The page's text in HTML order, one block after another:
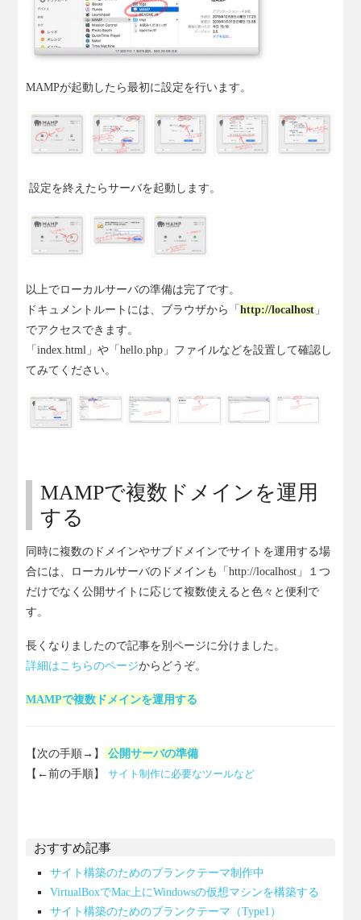
MAMPが起動したら最初に設定を行います。
設定を終えたらサーバを起動します。
以上でローカルサーバの準備は完了です。
ドキュメントルートには、ブラウザから「http://localhost 」
でアクセスできます。
「index.html」や「hello.php」ファイルなどを設置して確認し
てみてください。
MAMPで複数ドメインを運用
する
同時に複数のドメインやサブドメインでサイトを運用する場
合には、ローカルサーバのドメインも「http://localhost」１つ
だけでなく公開サイトに応じて複数使えると色々と便利で
す。
長くなりましたので記事を別ページに分けました。
詳細はこちらのページからどうぞ。
MAMPで複数ドメインを運用する
【次の手順→】
公開サーバの準備
【←前の手順】サイト制作に必要なツールなど
おすすめ記事
サイト構築のためのブランクテーマ制作中
VirtualBoxでMac上にWindowsの仮想マシンを構築する
サイト構築のためのブランクテーマ（Type1）